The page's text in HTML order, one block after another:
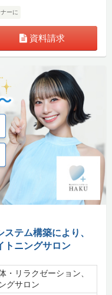
ーに
資料請求
テム構築により、
トニングサロン
・リラクゼーション、
グサロン